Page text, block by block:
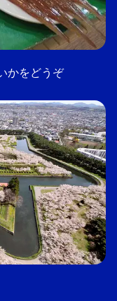
かをどうぞ